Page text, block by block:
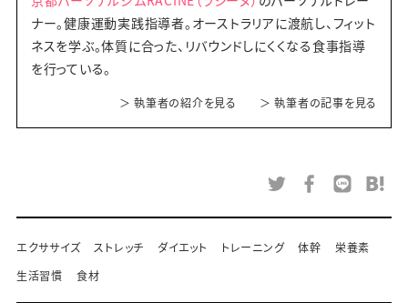
ナー。健康運動実践指導者。オーストラリアに渡航し、フィット
ネスを学ぶ。体質に合った、リバウンドしにくくなる食事指導
を行っている。
＞ 執筆者の紹介を見る ＞ 執筆者の記事を見る
エクササイズ ストレッチ ダイエット トレーニング 体幹
栄養素
生活習慣
食材